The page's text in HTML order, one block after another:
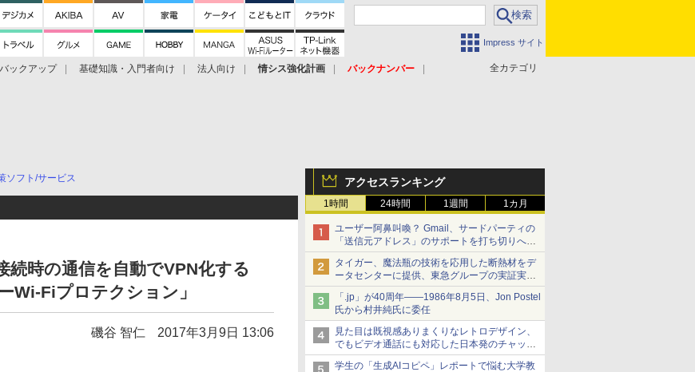
Impress サイト
全カテゴリ
バックアップ 基礎知識・入門者向け 法人向け 情シス強化計画
バックナンバー
アクセスランキング
1時間 24時間 1週間 1カ月
ユーザー阿鼻叫喚？ Gmail、サードパーティの
「送信元アドレス」のサポートを打ち切りへ
【やじうまWatch】
タイガー、魔法瓶の技術を応用した断熱材をデ
ータセンターに提供、東急グループの実証実験
で 「ステンレス密封真空断熱パネル TIVIP」
「.jp」が40周年――1986年8月5日、Jon Postel
氏から村井純氏に委任
見た目は既視感ありまくりなレトロデザイン、
でもビデオ通話にも対応した日本発のチャット
アプリが登場【やじうまWatch】
学生の「生成AIコピペ」レポートで悩む大学教
ソフト/サービス
続時の通信を自動でVPN化する
Wi-Fiプロテクション」
磯谷 智仁 2017年3月9日 13:06